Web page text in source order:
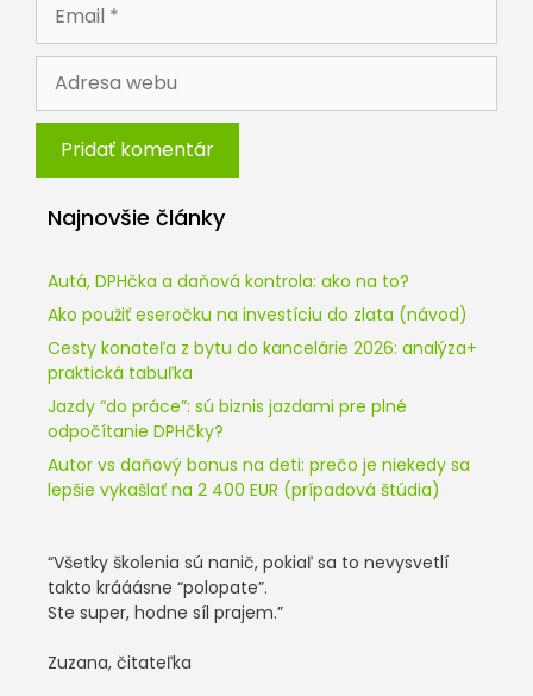
Adresa
webu
Najnovšie články
Autá, DPHčka a daňová kontrola: ako na to?
Ako použiť eseročku na investíciu do zlata (návod)
Cesty konateľa z bytu do kancelárie 2026: analýza+
praktická tabuľka
Jazdy “do práce”: sú biznis jazdami pre plné
odpočítanie DPHčky?
Autor vs daňový bonus na deti: prečo je niekedy sa
lepšie vykašlať na 2 400 EUR (prípadová štúdia)
“Všetky školenia sú nanič, pokiaľ sa to nevysvetlí
takto krááásne “polopate”.
Ste super, hodne síl prajem.”
Zuzana, čitateľka